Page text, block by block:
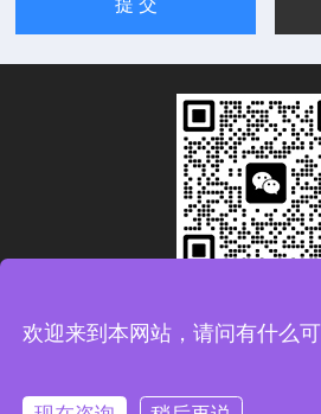
欢迎来到本网站，请问有什么
号：鲁ICP备